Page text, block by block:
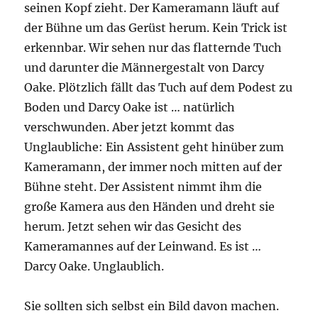
seinen Kopf zieht. Der Kameramann läuft auf
der Bühne um das Gerüst herum. Kein Trick ist
erkennbar. Wir sehen nur das flatternde Tuch
und darunter die Männergestalt von Darcy
Oake. Plötzlich fällt das Tuch auf dem Podest zu
Boden und Darcy Oake ist … natürlich
verschwunden. Aber jetzt kommt das
Unglaubliche: Ein Assistent geht hinüber zum
Kameramann, der immer noch mitten auf der
Bühne steht. Der Assistent nimmt ihm die
große Kamera aus den Händen und dreht sie
herum. Jetzt sehen wir das Gesicht des
Kameramannes auf der Leinwand. Es ist …
Darcy Oake. Unglaublich.
Sie sollten sich selbst ein Bild davon machen.